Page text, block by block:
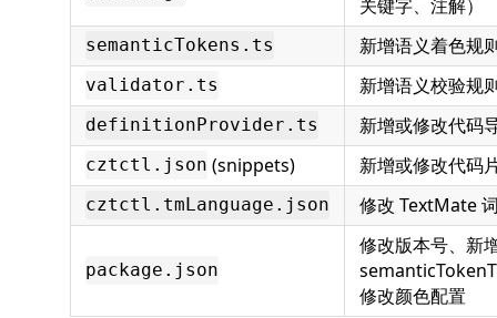
关键字、注解）
semanticTokens.ts 新增语义着色规
validator.ts 新增语义校验规
definitionProvider.ts 新增或修改代码
cztctl.json (snippets) 新增或修改代码
cztctl.tmLanguage.json 修改 TextMate
package.json
修改版本号、新
修改颜色配置